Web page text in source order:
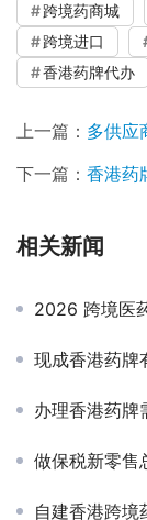
跨境药商城
跨境进口
香港药牌代办
上一篇： 多供应
下一篇： 香港药
相关新闻
2026 跨境医
现成香港药牌
办理香港药牌
做保税新零售
自建香港跨境